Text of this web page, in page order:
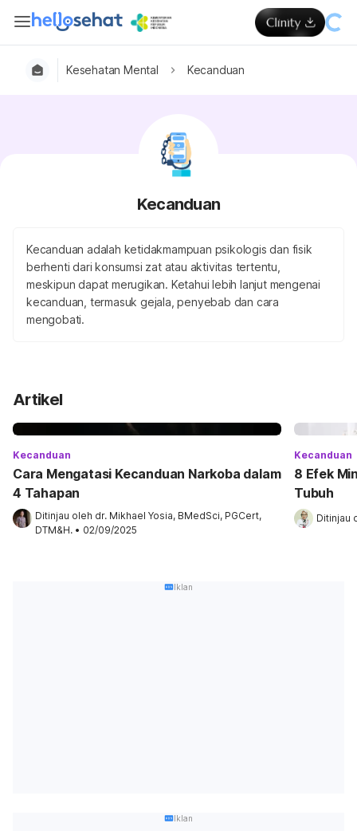
Kesehatan Mental Kecanduan
Kecanduan
Kecanduan adalah ketidakmampuan psikologis dan fisik
berhenti dari konsumsi zat atau aktivitas tertentu,
meskipun dapat merugikan. Ketahui lebih lanjut mengenai
kecanduan, termasuk gejala, penyebab dan cara
mengobati.
Artikel
Kecanduan
Cara Mengatasi Kecanduan Narkoba dalam
4 Tahapan
Ditinjau oleh dr. Mikhael Yosia, BMedSci, PGCert,
DTM&H. • 02/09/2025
Kecanduan
8 Efek
Tubuh
Ditinjau
Iklan
Iklan